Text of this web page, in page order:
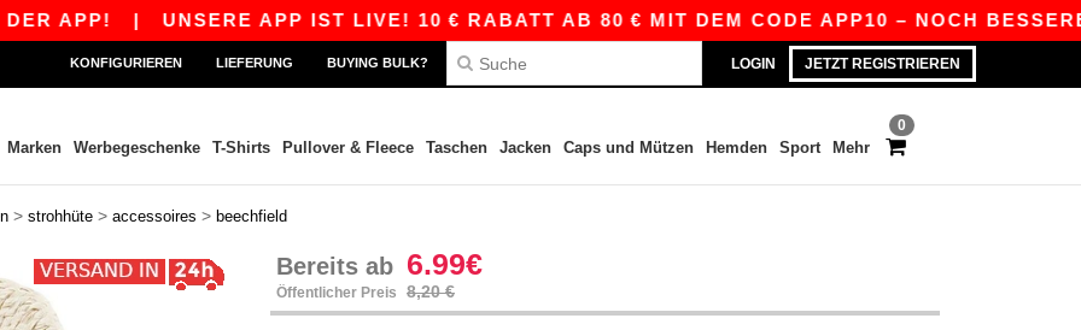
| UNSERE APP IST LIVE! 10 € RABATT AB 80 € MIT DEM CODE APP10 – NOCH BESSERE
LOGIN JETZT REGISTRIEREN
KONFIGURIEREN LIEFERUNG BUYING BULK?
0
Marken Werbegeschenke T-Shirts Pullover & Fleece Taschen Jacken Caps und Mützen Hemden Sport Mehr
> strohhüte > accessoires > beechfield
Bereits ab 6.99€
Öffentlicher Preis 8,20 €